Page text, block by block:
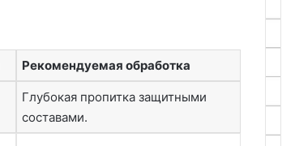
Рекомендуемая обработка
Глубокая пропитка защитными
составами.